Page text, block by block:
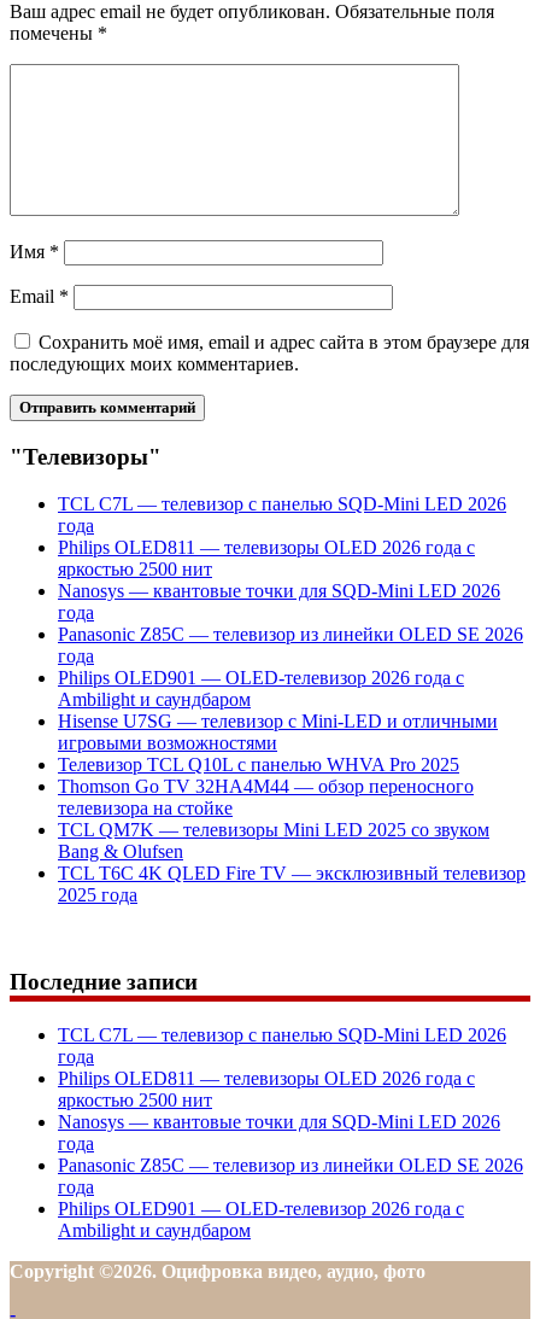
Ваш адрес email не будет опубликован. Обязательные поля
помечены *
Имя *
Email *
Сохранить моё имя, email и адрес сайта в этом браузере для
последующих моих комментариев.
"Телевизоры"
TCL C7L — телевизор с панелью SQD-Mini LED 2026
года
Philips OLED811 — телевизоры OLED 2026 года с
яркостью 2500 нит
Nanosys — квантовые точки для SQD-Mini LED 2026
года
Panasonic Z85C — телевизор из линейки OLED SE 2026
года
Philips OLED901 — OLED-телевизор 2026 года с
Ambilight и саундбаром
Hisense U7SG — телевизор с Mini-LED и отличными
игровыми возможностями
Телевизор TCL Q10L с панелью WHVA Pro 2025
Thomson Go TV 32HA4M44 — обзор переносного
телевизора на стойке
TCL QM7K — телевизоры Mini LED 2025 со звуком
Bang & Olufsen
TCL T6C 4K QLED Fire TV — эксклюзивный телевизор
2025 года
Последние записи
TCL C7L — телевизор с панелью SQD-Mini LED 2026
года
Philips OLED811 — телевизоры OLED 2026 года с
яркостью 2500 нит
Nanosys — квантовые точки для SQD-Mini LED 2026
года
Panasonic Z85C — телевизор из линейки OLED SE 2026
года
Philips OLED901 — OLED-телевизор 2026 года с
Ambilight и саундбаром
Copyright ©2026. Оцифровка видео, аудио, фото
-